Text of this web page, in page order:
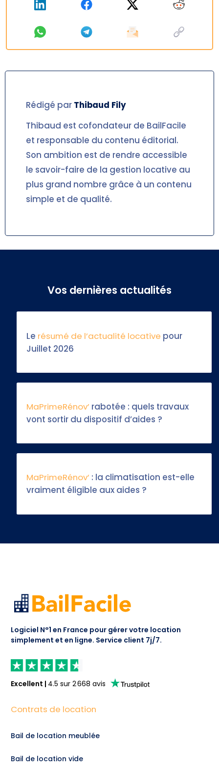
Rédigé par Thibaud Fily
Thibaud est cofondateur de BailFacile
et responsable du contenu éditorial.
Son ambition est de rendre accessible
le savoir-faire de la gestion locative au
plus grand nombre grâce à un contenu
simple et de qualité.
Vos dernières actualités
Le résumé de l’actualité locative pour
Juillet 2026
MaPrimeRénov’ rabotée : quels travaux
vont sortir du dispositif d’aides ?
MaPrimeRénov’ : la climatisation est-elle
vraiment éligible aux aides ?
Logiciel N°1 en France pour gérer votre location
simplement et en ligne. Service client 7j/7.
Excellent | 4.5 sur2 668 avis
Contrats de location
Bail de location meublée
Bail de location vide